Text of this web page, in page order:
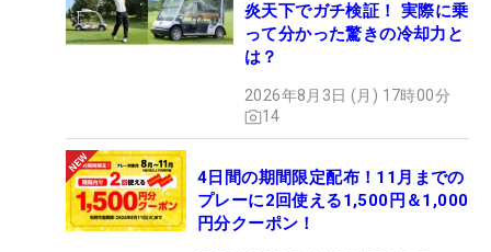
炎天下でガチ検証！ 実際に乗
って分かった驚きの冷却力と
は？
2026年8月3日 (月) 17時00分
14
4日間の期間限定配布！11月までの
プレーに2回使える1,500円＆1,000
円分クーポン！